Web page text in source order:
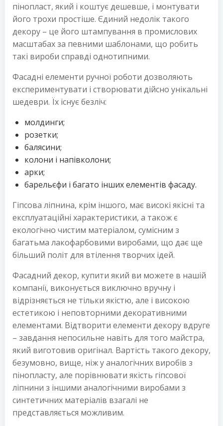
пінопласт, який і коштує дешевше, і монтувати
його трохи простіше. Єдиний недолік такого
декору – це його штампування в промислових
масштабах за певними шаблонами, що робить
такі вироби справді однотипними.
Фасадні елементи ручної роботи дозволяють
експериментувати і створювати дійсно унікальні
шедеври. Їх існує безліч:
молдинги;
розетки;
балясини;
колони і напівколони;
арки;
барельєфи і багато інших елементів фасаду.
Гіпсова ліпнина, крім іншого, має високі якісні та
експлуатаційні характеристики, а також є
екологічно чистим матеріалом, сумісним з
багатьма лакофарбовими виробами, що дає ще
більший політ для втілення творчих ідей.
Фасадний декор, купити який ви можете в нашій
компанії, виконується виключно вручну і
відрізняється не тільки якістю, але і високою
естетикою і неповторними декоративними
елементами. Відтворити елементи декору вдруге
– завдання непосильне навіть для того майстра,
який виготовив оригінал. Вартість такого декору,
безумовно, вище, ніж у аналогічних виробів з
пінопласту, але порівнювати якість гіпсової
ліпнини з іншими аналогічними виробами з
синтетичних матеріалів взагалі не
представляється можливим.